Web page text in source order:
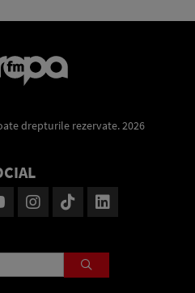
drepturile rezervate. 2026